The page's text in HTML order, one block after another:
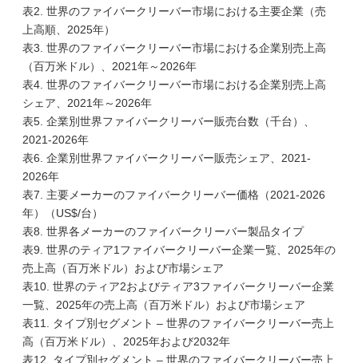
表2. 世界のファイバークリーバー市場における主要企業（売
上高順、2025年）
表3. 世界のファイバークリーバー市場における企業別売上高
（百万米ドル）、2021年～2026年
表4. 世界のファイバークリーバー市場における企業別売上高
シェア、2021年～2026年
表5. 企業別世界ファイバークリーバー販売台数（千台）、
2021-2026年
表6. 企業別世界ファイバークリーバー販売シェア、2021-
2026年
表7. 主要メーカーのファイバークリーバー価格（2021-2026
年）（US$/台）
表8. 世界各メーカーのファイバークリーバー製品タイプ
表9. 世界のティア1ファイバークリーバー企業一覧、2025年の
売上高（百万米ドル）および市場シェア
表10. 世界のティア2およびティア3ファイバークリーバー企業
一覧、2025年の売上高（百万米ドル）および市場シェア
表11. タイプ別セグメント – 世界のファイバークリーバー売上
高（百万米ドル）、2025年および2032年
表12. タイプ別セグメント – 世界のファイバークリーバー売上